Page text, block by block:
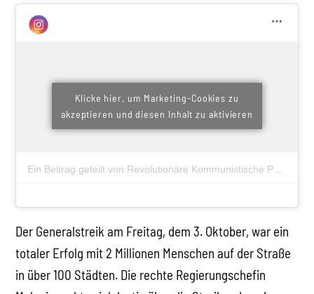
Klicke hier, um Marketing-Cookies zu
akzeptieren und diesen Inhalt zu aktivieren
Der Generalstreik am Freitag, dem 3. Oktober, war ein
totaler Erfolg mit 2 Millionen Menschen auf der Straße
in über 100 Städten. Die rechte Regierungschefin